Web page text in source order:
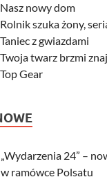
Nasz nowy dom
Rolnik szuka żony,
Taniec z gwiazdami
Twoja twarz brzmi
Top Gear
„Wydarzenia 24” –
w ramówce Polsatu